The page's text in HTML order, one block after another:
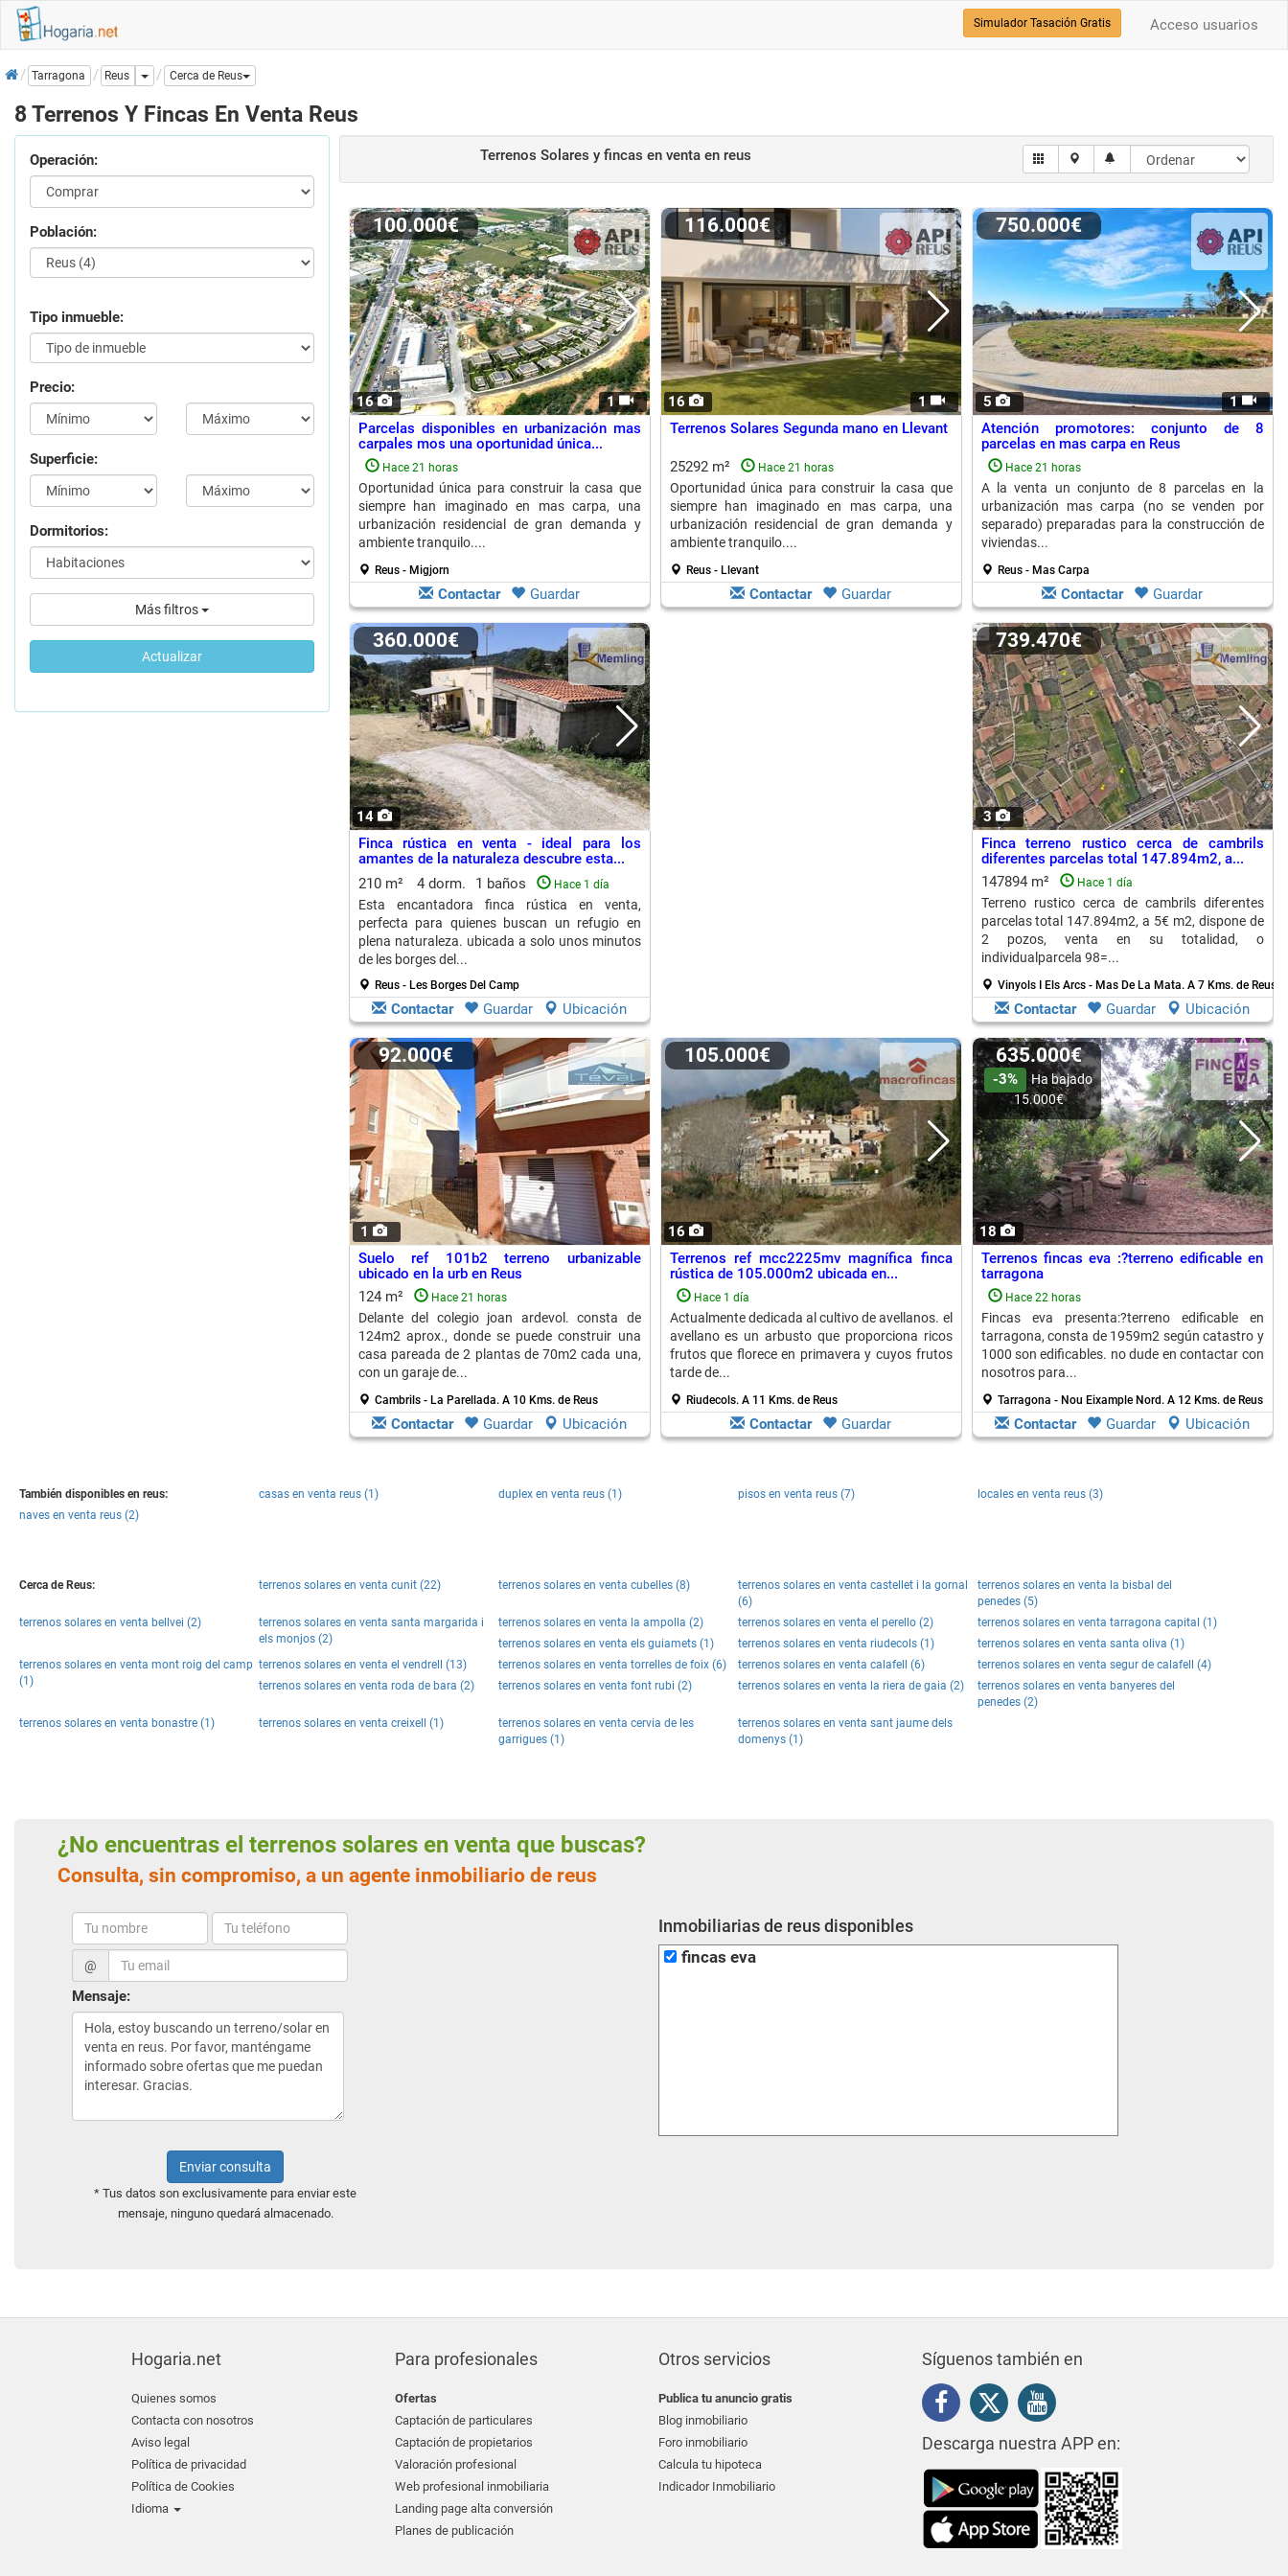
Acceso usuarios
Simulador Tasación Gratis
InicioTarragona Reus Dropdown
Cerca de Reus
8 Terrenos Y Fincas En Venta Reus
Operación:
Población:
Tipo inmueble:
Precio:
Superficie:
Dormitorios:
Más filtros
Actualizar
Terrenos Solares y fincas en ventaen reus
16 1
100.000€
Parcelas disponibles en urbanización mas
carpales mos una oportunidad única...
Hace 21 horas
Oportunidad única para construir la casa que
siempre han imaginado en mas carpa, una
urbanización residencial de gran demanda y
ambiente tranquilo....
Reus - Migjorn
Contactar Guardar
16 1
116.000€
Terrenos Solares Segunda mano en Llevant
25292 m² Hace 21 horas
Oportunidad única para construir la casa que
siempre han imaginado en mas carpa, una
urbanización residencial de gran demanda y
ambiente tranquilo....
Reus - Llevant
Contactar Guardar
5 1
750.000€
Atención promotores: conjunto de 8
parcelas en mas carpa en Reus
Hace 21 horas
A la venta un conjunto de 8 parcelas en la
urbanización mas carpa (no se venden por
separado) preparadas para la construcción de
viviendas...
Reus - Mas Carpa
Contactar Guardar
14
360.000€
Finca rústica en venta - ideal para los
amantes de la naturaleza descubre esta...
210 m²
4 dorm. 1 baños Hace 1 día
Esta encantadora finca rústica en venta,
perfecta para quienes buscan un refugio en
plena naturaleza. ubicada a solo unos minutos
de les borges del...
Reus - Les Borges Del Camp
Contactar Guardar Ubicación
3
739.470€
Finca terreno rustico cerca de cambrils
diferentes parcelas total 147.894m2, a...
147894 m²
Hace 1 día
Terreno rustico cerca de cambrils diferentes
parcelas total 147.894m2, a 5€ m2, dispone de
2 pozos, venta en su totalidad, o
individualparcela 98=...
Vinyols I Els Arcs - Mas De La Mata. A 7 Kms. de Reus
Contactar Guardar Ubicación
1
92.000€
Suelo ref 101b2 terreno urbanizable
ubicado en la urb en Reus
124 m²
Hace 21 horas
Delante del colegio joan ardevol. consta de
124m2 aprox., donde se puede construir una
casa pareada de 2 plantas de 70m2 cada una,
con un garaje de...
Cambrils - La Parellada. A 10 Kms. de Reus
Contactar Guardar Ubicación
16
105.000€
Terrenos ref mcc2225mv magnífica finca
rústica de 105.000m2 ubicada en...
Hace 1 día
Actualmente dedicada al cultivo de avellanos. el
avellano es un arbusto que proporciona ricos
frutos que florece en primavera y cuyos frutos
tarde de...
Riudecols. A 11 Kms. de Reus
Contactar Guardar
18
635.000€
-3%
Ha bajado
15.000€
Terrenos fincas eva :?terreno edificable en
tarragona
Hace 22 horas
Fincas eva presenta:?terreno edificable en
tarragona, consta de 1959m2 según catastro y
1000 son edificables. no dude en contactar con
nosotros para...
Tarragona - Nou Eixample Nord. A 12 Kms. de Reus
Contactar Guardar Ubicación
También disponibles en reus: casas en venta reus (1) duplex en venta reus (1) pisos en venta reus (7)
locales en venta reus (3)
naves en venta reus (2)
Cerca de Reus: terrenos solares en venta cunit (22) terrenos solares en venta cubelles (8)
terrenos solares en venta castellet i la gornal
(6)
terrenos solares en venta la bisbal del
penedes (5)
terrenos solares en venta bellvei (2)
terrenos solares en venta santa margarida i
els monjos (2)
terrenos solares en venta la ampolla (2) terrenos solares en venta el perello (2)
terrenos solares en venta tarragona capital (1)
terrenos solares en venta els guiamets (1)
terrenos solares en venta riudecols (1)
terrenos solares en venta santa oliva (1)
terrenos solares en venta mont roig del camp
(1)
terrenos solares en venta el vendrell (13) terrenos solares en venta torrelles de foix (6) terrenos solares en venta calafell (6)
terrenos solares en venta segur de calafell (4)
terrenos solares en venta roda de bara (2)
terrenos solares en venta font rubi (2) terrenos solares en venta la riera de gaia (2)
terrenos solares en venta banyeres del
penedes (2)
terrenos solares en venta bonastre (1)
terrenos solares en venta creixell (1)
terrenos solares en venta cervia de les
garrigues (1)
terrenos solares en venta sant jaume dels
domenys (1)
¿No encuentras el terrenos solares en venta que buscas?
Consulta, sin compromiso, a un agente inmobiliario de reus
@
Mensaje:
Enviar consulta
* Tus datos son exclusivamente para enviar este
mensaje, ninguno quedará almacenado.
Inmobiliarias de reus disponibles
fincas eva
Hogaria.net
Quienes somos
Contacta con nosotros
Aviso legal
Política de privacidad
Política de Cookies
Idioma
Para profesionales
Ofertas
Captación de particulares
Captación de propietarios
Valoración profesional
Web profesional inmobiliaria
Landing page alta conversión
Planes de publicación
Otros servicios
Publica tu anuncio gratis
Blog inmobiliario
Foro inmobiliario
Calcula tu hipoteca
Indicador Inmobiliario
Síguenos también en
Descarga nuestra APP en: